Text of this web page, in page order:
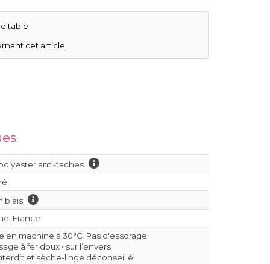
table
cet article
anti-taches
biais
France
en machine à 30°C. Pas d'essorage
à fer doux • sur l’envers
et sèche-linge déconseillé